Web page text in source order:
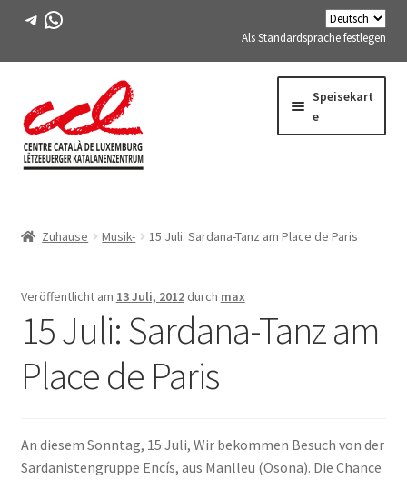
Telegramm
WhatsApp
Als Standardsprache festlegen
zur
Navigation
Inhalt
springen
Speisekart
e
menu
AKTIVITÄTEN
Expand
KURSE
FES-TE-MITGLIEDER
BUCH
ANMELDEN
Zuhause Musik- 15 Juli: Sardana-Tanz am Place de Paris
Veröffentlicht am 13 Juli, 2012 durch max
15 Juli: Sardana-Tanz am
Place de Paris
An diesem Sonntag, 15 Juli, Wir bekommen Besuch von der
Sardanistengruppe Encís, aus Manlleu (Osona). Die Chance